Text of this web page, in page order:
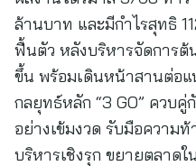
ล้านบาท และมีกำไรสุทธิ
ฟื้นตัว หลังบริหารจัดการ
ขึ้น พร้อมเดินหน้าสานต่อแ
กลยุทธ์หลัก “3 GO” ควบ
อย่างเข้มงวด รับมือความ
บริหารเชิงรุก ขยายตลาด